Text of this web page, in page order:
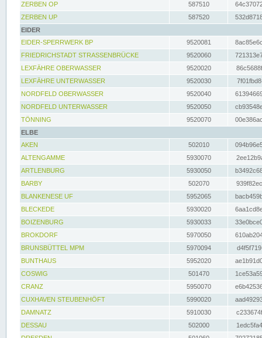
ZERBEN OP
587510
ZERBEN UP
587520
EIDER
EIDER-SPERRWERK BP
9520081
FRIEDRICHSTADT STRASSENBRÜCKE
9520060
LEXFÄHRE OBERWASSER
9520020
LEXFÄHRE UNTERWASSER
9520030
NORDFELD OBERWASSER
9520040
NORDFELD UNTERWASSER
9520050
TÖNNING
9520070
ELBE
AKEN
502010
ALTENGAMME
5930070
ARTLENBURG
5930050
BARBY
502070
BLANKENESE UF
5952065
BLECKEDE
5930020
BOIZENBURG
5930033
BROKDORF
5970050
BRUNSBÜTTEL MPM
5970094
BUNTHAUS
5952020
COSWIG
501470
CRANZ
5950070
CUXHAVEN STEUBENHÖFT
5990020
DAMNATZ
5910030
DESSAU
502000